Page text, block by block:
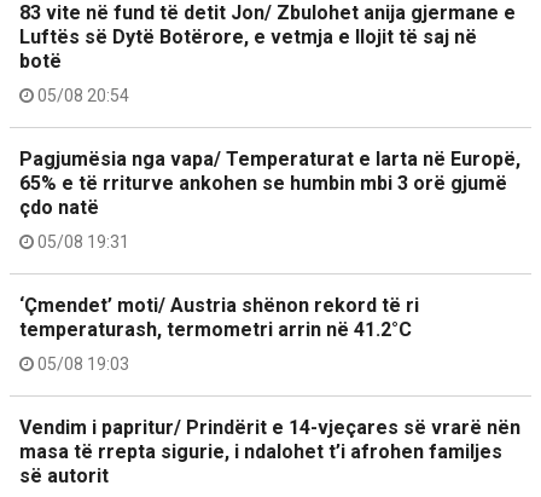
83 vite në fund të detit Jon/ Zbulohet anija gjermane e
Luftës së Dytë Botërore, e vetmja e llojit të saj në
botë
05/08 20:54
Pagjumësia nga vapa/ Temperaturat e larta në Europë,
65% e të rriturve ankohen se humbin mbi 3 orë gjumë
çdo natë
05/08 19:31
‘Çmendet’ moti/ Austria shënon rekord të ri
temperaturash, termometri arrin në 41.2°C
05/08 19:03
Vendim i papritur/ Prindërit e 14-vjeçares së vrarë nën
masa të rrepta sigurie, i ndalohet t’i afrohen familjes
së autorit